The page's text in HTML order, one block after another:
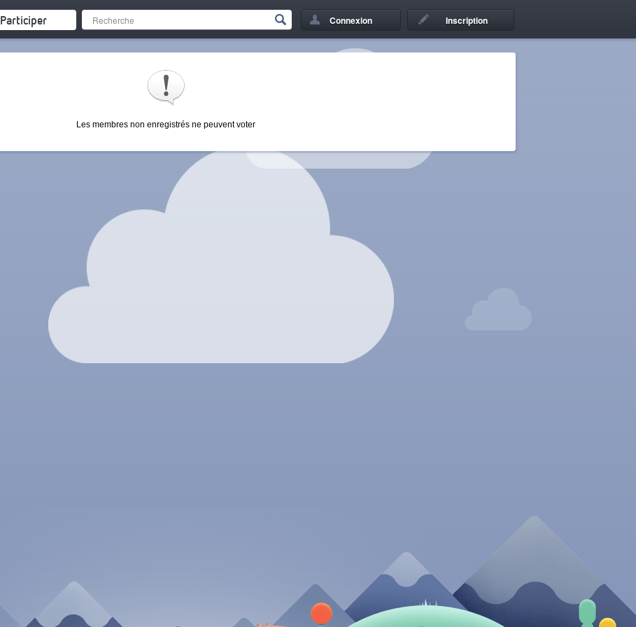
Participer Connexion Inscription
Les membres non enregistrés ne peuvent voter